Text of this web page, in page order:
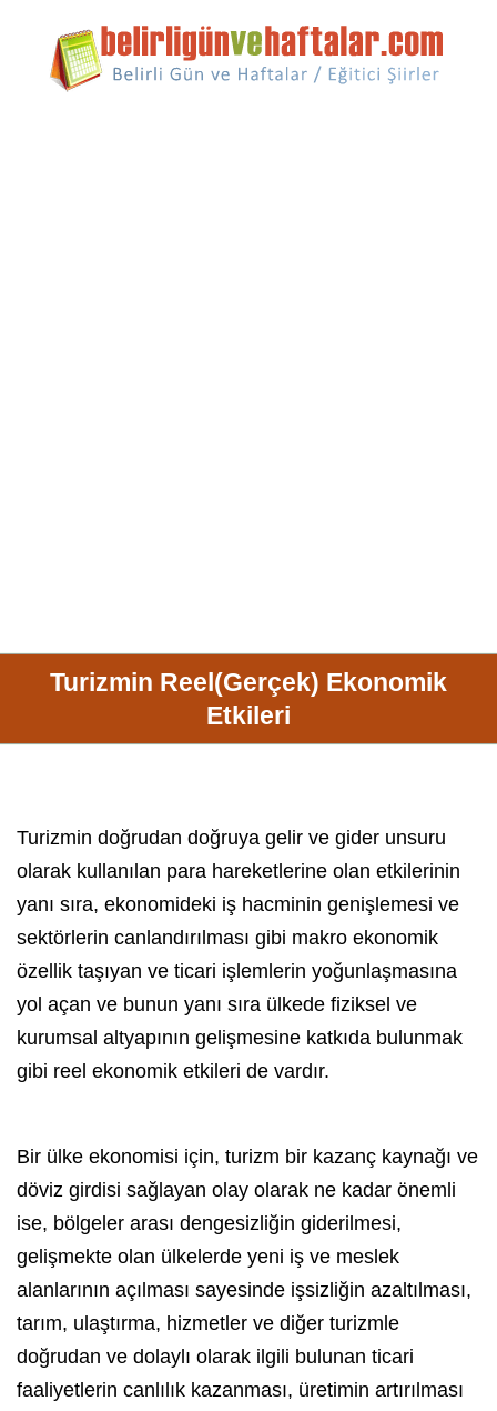
Turizmin Reel(Gerçek) Ekonomik
Etkileri
Turizmin doğrudan doğruya gelir ve gider unsuru
olarak kullanılan para hareketlerine olan etkilerinin
yanı sıra, ekonomideki iş hacminin genişlemesi ve
sektörlerin canlandırılması gibi makro ekonomik
özellik taşıyan ve ticari işlemlerin yoğunlaşmasına
yol açan ve bunun yanı sıra ülkede fiziksel ve
kurumsal altyapının gelişmesine katkıda bulunmak
gibi reel ekonomik etkileri de vardır.
Bir ülke ekonomisi için, turizm bir kazanç kaynağı ve
döviz girdisi sağlayan olay olarak ne kadar önemli
ise, bölgeler arası dengesizliğin giderilmesi,
gelişmekte olan ülkelerde yeni iş ve meslek
alanlarının açılması sayesinde işsizliğin azaltılması,
tarım, ulaştırma, hizmetler ve diğer turizmle
doğrudan ve dolaylı olarak ilgili bulunan ticari
faaliyetlerin canlılık kazanması, üretimin artırılması